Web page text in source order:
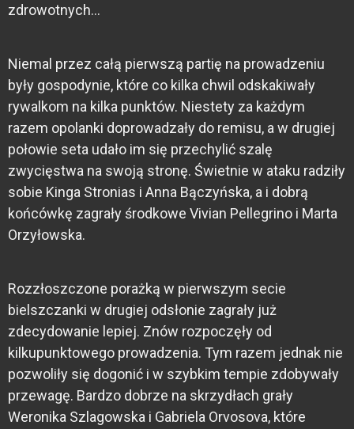
zdrowotnych…
Niemal przez całą pierwszą partię na prowadzeniu
były gospodynie, które co kilka chwil odskakiwały
rywalkom na kilka punktów. Niestety za każdym
razem opolanki doprowadzały do remisu, a w drugiej
połowie seta udało im się przechylić szalę
zwycięstwa na swoją stronę. Świetnie w ataku radziły
sobie Kinga Stronias i Anna Bączyńska, a i dobrą
końcówkę zagrały środkowe Vivian Pellegrino i Marta
Orzyłowska.
Rozzłoszczone porażką w pierwszym secie
bielszczanki w drugiej odsłonie zagrały już
zdecydowanie lepiej. Znów rozpoczęły od
kilkupunktowego prowadzenia. Tym razem jednak nie
pozwoliły się dogonić i w szybkim tempie zdobywały
przewagę. Bardzo dobrze na skrzydłach grały
Weronika Szlagowska i Gabriela Orvosova, które